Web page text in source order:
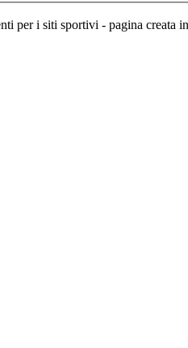
per i siti sportivi - pagina creata